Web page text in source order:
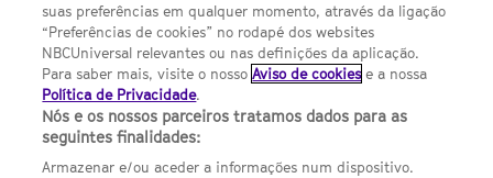
UMA DIVISÃO DA NBCUNIVERSAL
Contact us by email: contact.SYFYPortugal@ncbuni.com
NBC Universal Global Networks España S.L.U. is wholly owned
by Universal Studios International BV
suas preferências em qualquer momento, através da ligação
“Preferências de cookies” no rodapé dos websites
NBCUniversal relevantes ou nas definições da aplicação.
Para saber mais, visite o nossoAviso de cookies e a nossa
Política de Privacidade.
Nós e os nossos parceiros tratamos dados para as
seguintes finalidades:
Armazenar e/ou aceder a informações num dispositivo.